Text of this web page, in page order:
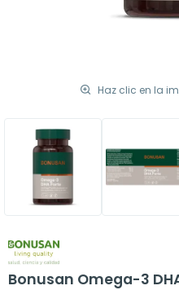
Haz clic en la
Bonusan Omega-3